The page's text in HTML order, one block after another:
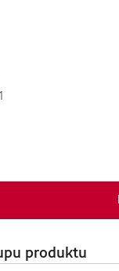
produktu